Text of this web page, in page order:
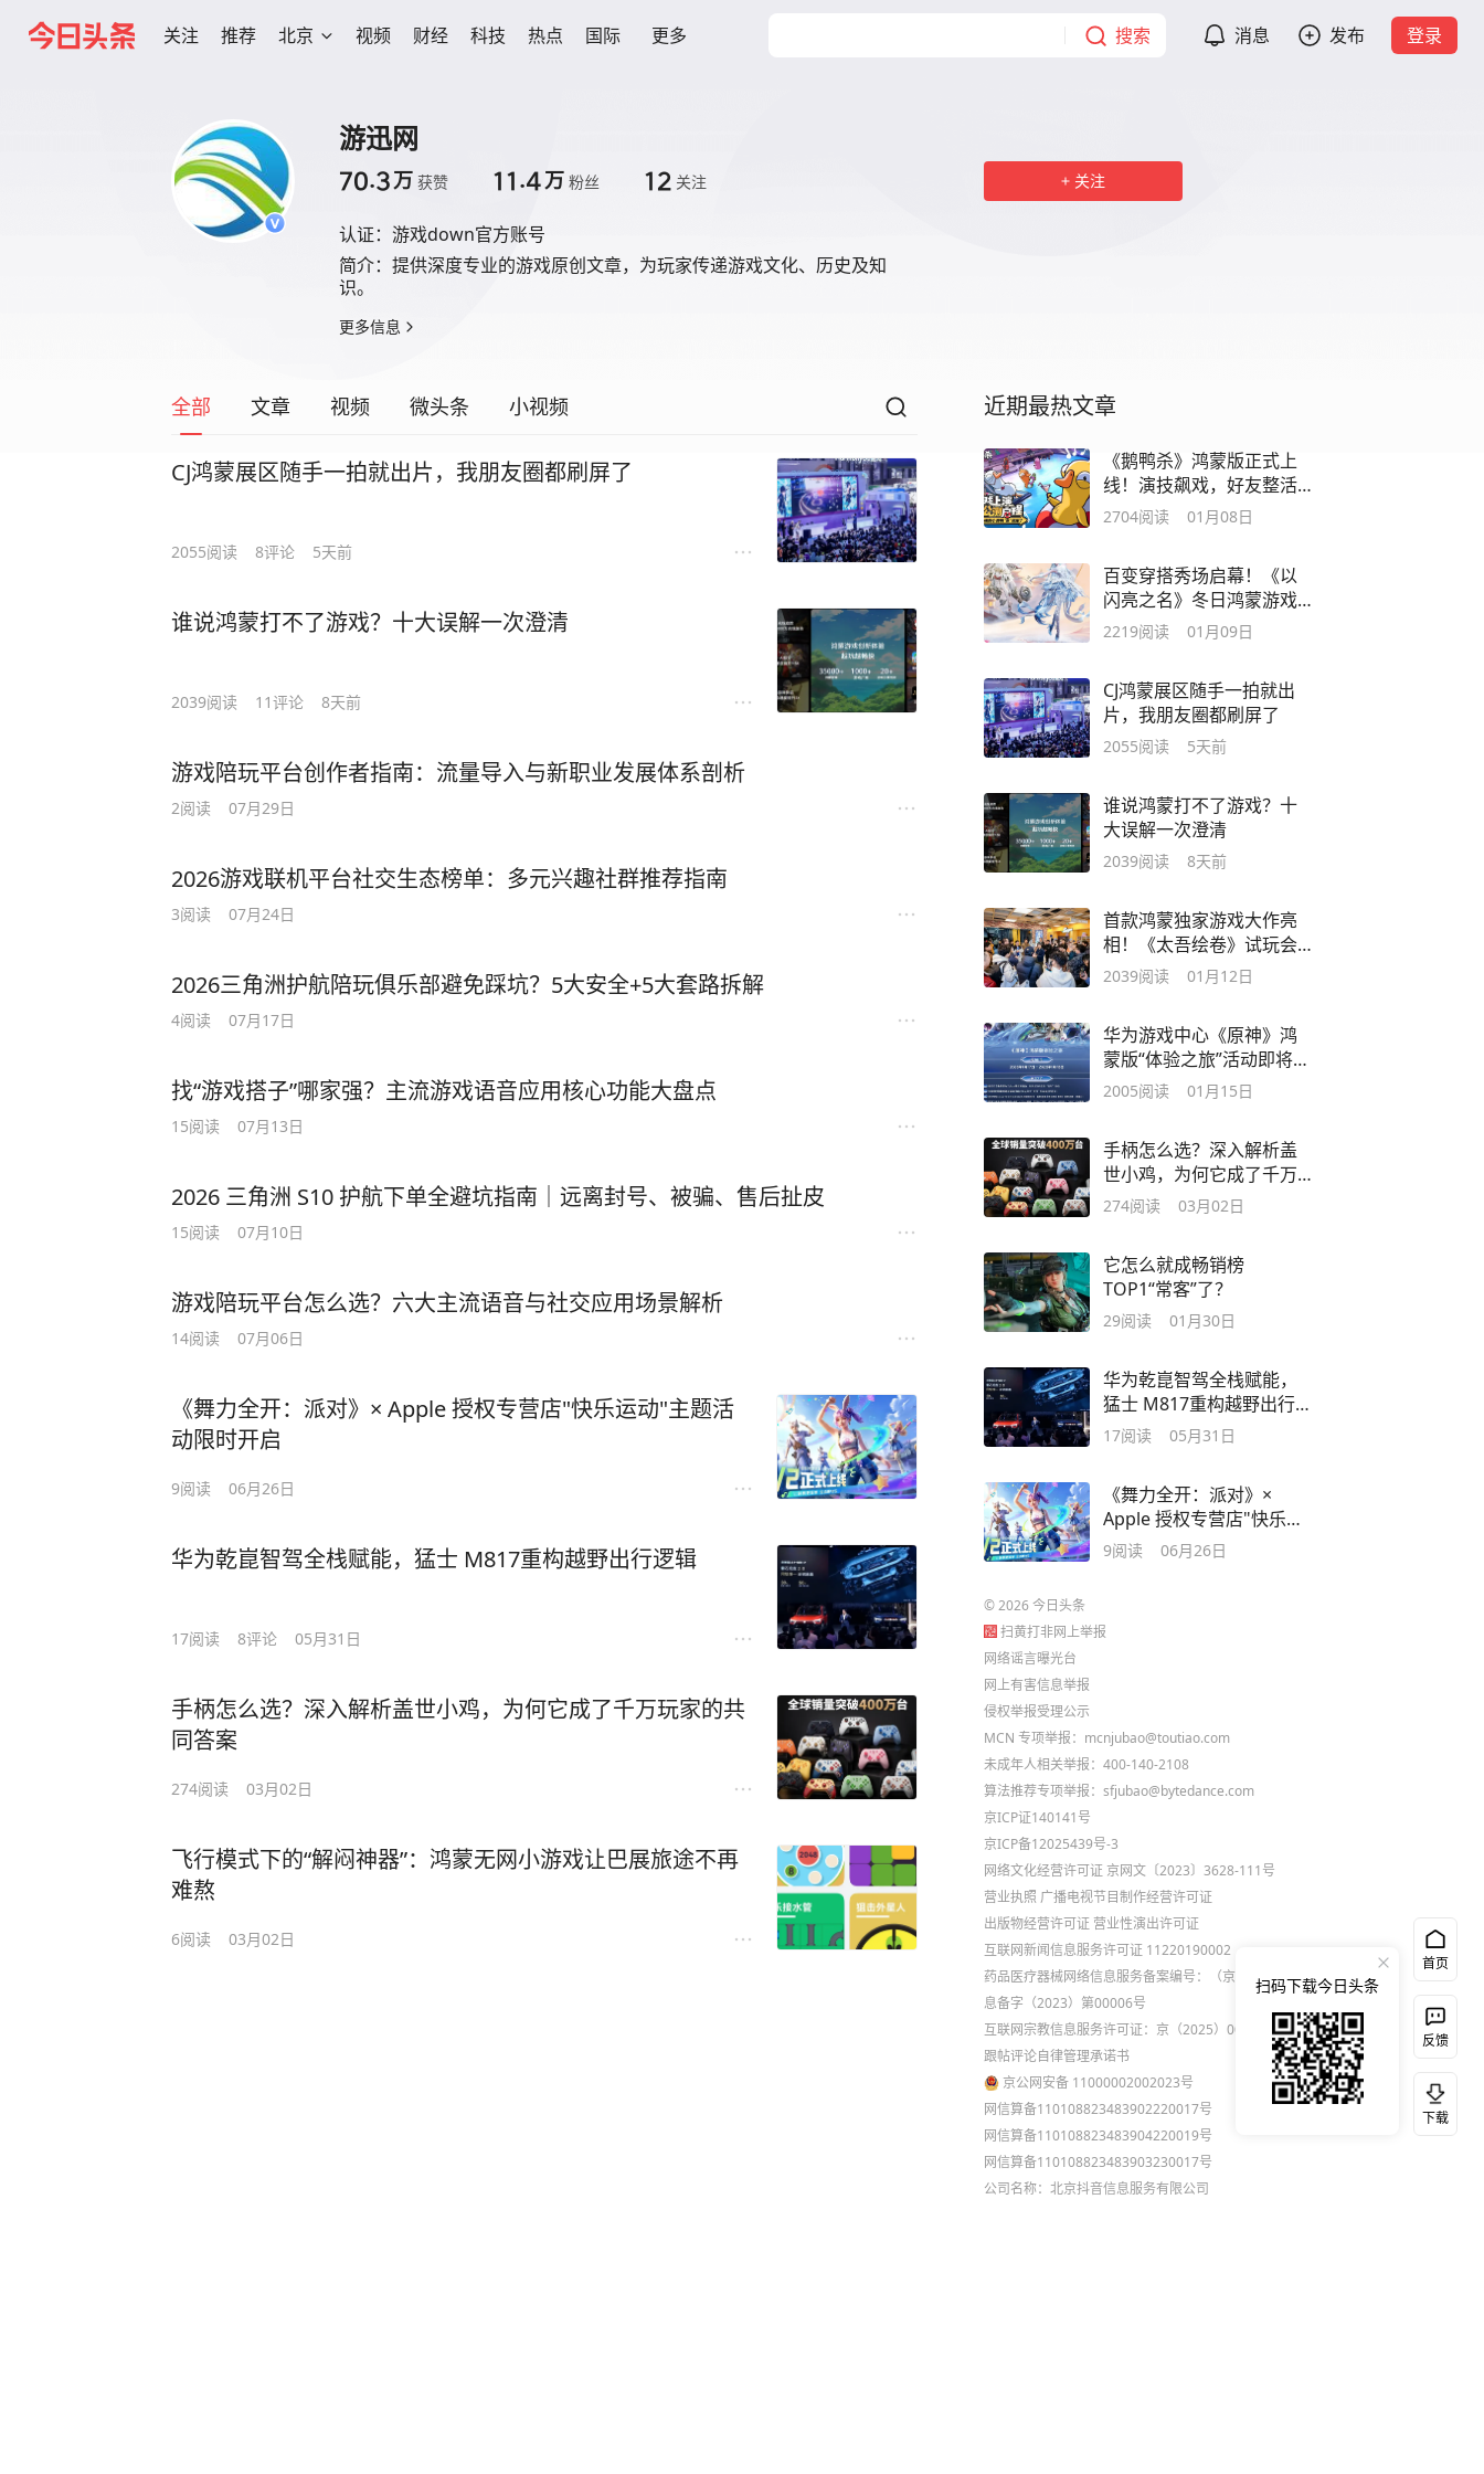
关注 推荐 北京 视频 财经 科技 热点 国际 更多 搜索 消息 发布 登录
游迅网
70.3万 获赞 11.4万 粉丝 12 关注
认证： 游戏down官方账号
简介： 提供深度专业的游戏原创文章，为玩家传递游戏文化、历史及知
识。
更多信息
关注
全部 文章 视频 微头条 小视频
CJ鸿蒙展区随手一拍就出片，我朋友圈都刷屏了
2055阅读 8评论 5天前
谁说鸿蒙打不了游戏？十大误解一次澄清
2039阅读 11评论 8天前
游戏陪玩平台创作者指南：流量导入与新职业发展体系剖析
2阅读 07月29日
2026游戏联机平台社交生态榜单：多元兴趣社群推荐指南
3阅读 07月24日
2026三角洲护航陪玩俱乐部避免踩坑？5大安全+5大套路拆解
4阅读 07月17日
找“游戏搭子”哪家强？主流游戏语音应用核心功能大盘点
15阅读 07月13日
2026 三角洲 S10 护航下单全避坑指南｜远离封号、被骗、售后扯皮
15阅读 07月10日
游戏陪玩平台怎么选？六大主流语音与社交应用场景解析
14阅读 07月06日
《舞力全开：派对》× Apple 授权专营店"快乐运动"主题活
动限时开启
9阅读 06月26日
华为乾崑智驾全栈赋能，猛士 M817重构越野出行逻辑
17阅读 8评论 05月31日
手柄怎么选？深入解析盖世小鸡，为何它成了千万玩家的共
同答案
274阅读 03月02日
飞行模式下的“解闷神器”：鸿蒙无网小游戏让巴展旅途不再
难熬
6阅读 03月02日
近期最热文章
《鹅鸭杀》鸿蒙版正式上
线！演技飙戏，好友整活
无界限
2704阅读 01月08日
百变穿搭秀场启幕！《以
闪亮之名》冬日鸿蒙游戏
节解锁高光之旅
2219阅读 01月09日
CJ鸿蒙展区随手一拍就出
片，我朋友圈都刷屏了
2055阅读 5天前
谁说鸿蒙打不了游戏？十
大误解一次澄清
2039阅读 8天前
首款鸿蒙独家游戏大作亮
相！《太吾绘卷》试玩会
燃动上海
2039阅读 01月12日
华为游戏中心《原神》鸿
蒙版“体验之旅”活动即将开
启！
2005阅读 01月15日
手柄怎么选？深入解析盖
世小鸡，为何它成了千万
玩家的共同答案
274阅读 03月02日
它怎么就成畅销榜
TOP1“常客”了？
29阅读 01月30日
华为乾崑智驾全栈赋能，
猛士 M817重构越野出行逻
辑
17阅读 05月31日
《舞力全开：派对》×
Apple 授权专营店"快乐运
动"主题活动限时开启
9阅读 06月26日
©2026今日头条
扫黄打非网上举报
网络谣言曝光台
网上有害信息举报
侵权举报受理公示
MCN 专项举报：mcnjubao@toutiao.com
未成年人相关举报：400-140-2108
算法推荐专项举报：sfjubao@bytedance.com
京ICP证140141号
京ICP备12025439号-3
网络文化经营许可证 京网文〔2023〕3628-111号
营业执照 广播电视节目制作经营许可证
出版物经营许可证 营业性演出许可证
互联网新闻信息服务许可证 11220190002
药品医疗器械网络信息服务备案编号：（京）网药械信
息备字（2023）第00006号
互联网宗教信息服务许可证：京（2025）0000021
跟帖评论自律管理承诺书
京公网安备 11000002002023号
网信算备110108823483902220017号
网信算备110108823483904220019号
网信算备110108823483903230017号
公司名称：北京抖音信息服务有限公司
首页
反馈
下载
扫码下载今日头条